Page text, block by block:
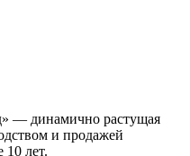
— динамично растущая
и продажей
лет.